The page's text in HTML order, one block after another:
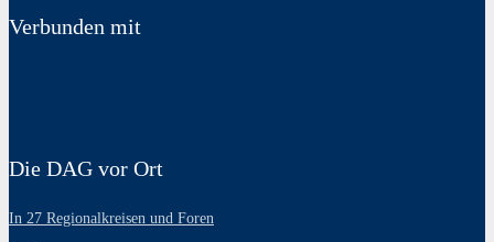
Verbunden mit
Die DAG vor Ort
In 27 Regionalkreisen und Foren